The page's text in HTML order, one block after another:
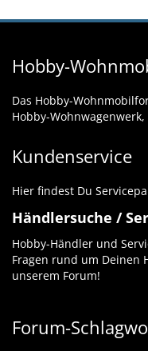
Hobby-
Das Hobby-
Hobby-
Kundenservice
Hier findest Du
Händlersuche /
Hobby-Händler und
Fragen rund um Deinen
unserem Forum!
Forum-